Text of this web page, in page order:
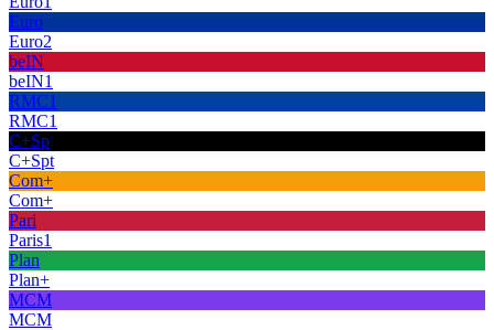
Euro
Euro2
beIN
beIN1
RMC1
RMC1
C+Sp
C+Spt
Com+
Com+
Pari
Paris1
Plan
Plan+
MCM
MCM